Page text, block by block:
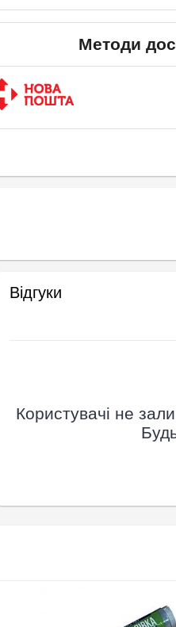
Методи
Відгуки
Користувачі не